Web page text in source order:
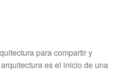
para compartir y
es el inicio de una